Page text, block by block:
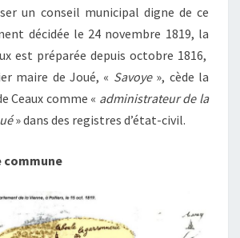
un conseil municipal digne de ce
décidée le 24 novembre 1819, la
est préparée depuis octobre 1816,
maire de Joué, « Savoye», cède la
Ceaux comme « administrateur de la
» dans des registres d’état-civil.
commune